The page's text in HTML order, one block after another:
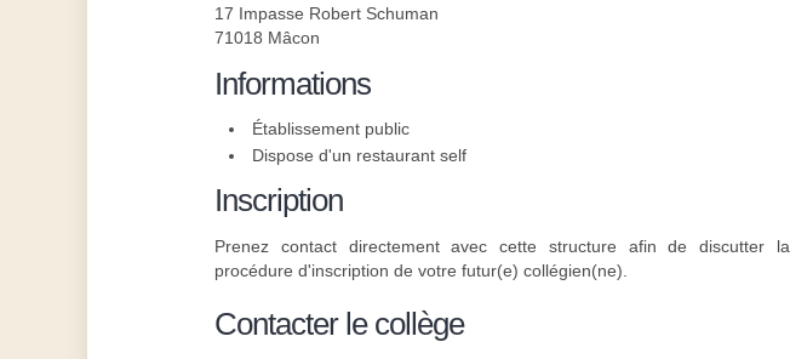
17 Impasse Robert Schuman
71018 Mâcon
Informations
Établissement public
Dispose d'un restaurant self
Inscription
Prenez contact directement avec cette structure afin de discutter la
procédure d'inscription de votre futur(e) collégien(ne).
Contacter le collège